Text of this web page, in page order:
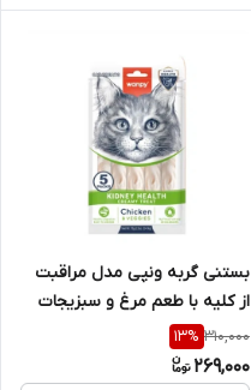
بستنی گربه ونپی مدل مراقبت
از کلیه با طعم مرغ و سبزیجات
بسته 5 عددی
310,000
13%
269,000